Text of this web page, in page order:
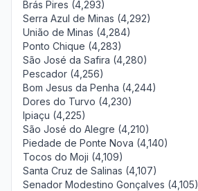
Brás Pires (4,293)
Serra Azul de Minas (4,292)
União de Minas (4,284)
Ponto Chique (4,283)
São José da Safira (4,280)
Pescador (4,256)
Bom Jesus da Penha (4,244)
Dores do Turvo (4,230)
Ipiaçu (4,225)
São José do Alegre (4,210)
Piedade de Ponte Nova (4,140)
Tocos do Moji (4,109)
Santa Cruz de Salinas (4,107)
Senador Modestino Gonçalves (4,105)